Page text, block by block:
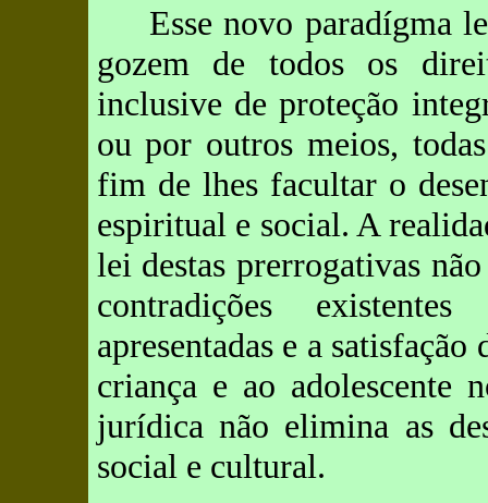
Esse novo paradígma
gozem de todos os
inclusive de proteção
ou por outros meios,
fim de lhes facultar o
espiritual e social. A
lei destas prerrogativas
contradições
apresentadas e a
criança e ao adolescente
jurídica não elimina as
social e cultural.